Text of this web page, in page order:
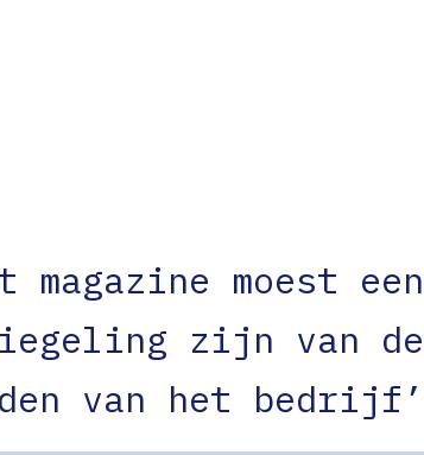
magazine moest een
zijn van de
van het bedrijf’